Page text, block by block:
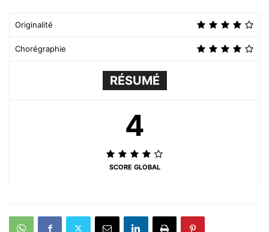
Originalité
Chorégraphie
RÉSUMÉ
4
SCORE GLOBAL